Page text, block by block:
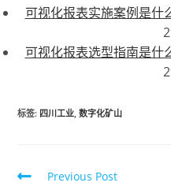
可视化报表实施案例是什
可视化报表选型指南是什
标签: 四川工业, 数字化矿山
Previous Post